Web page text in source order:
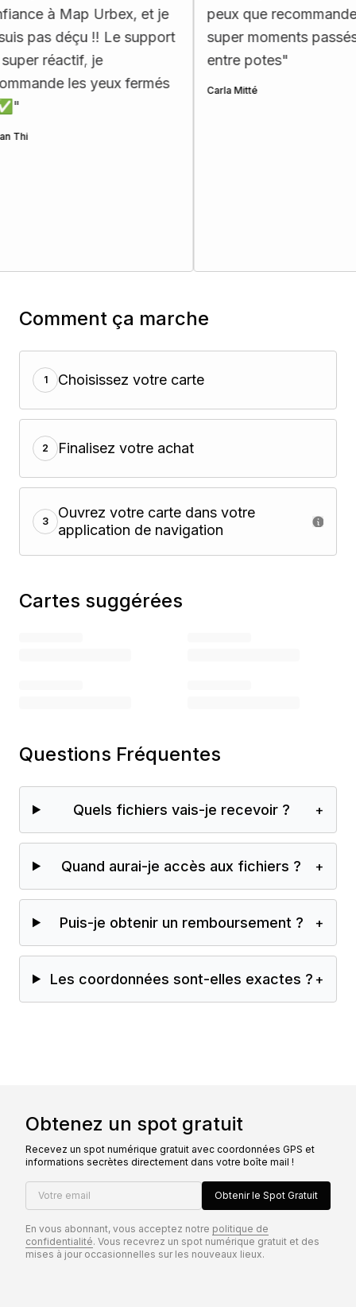
à Map Urbex, et je
déçu !! Le support
réactif, je
les yeux fermés
peux que recommander. De
super moments passés
entre potes"
Carla Mitté
Comment ça marche
1 Choisissez votre carte
2 Finalisez votre achat
3
Ouvrez votre carte dans votre
application de navigation
Cartes suggérées
Questions Fréquentes
Quels fichiers vais-je recevoir ? +
Quand aurai-je accès aux fichiers ? +
Puis-je obtenir un remboursement ? +
Les coordonnées sont-elles exactes ? +
Obtenez un spot gratuit
Recevez un spot numérique gratuit avec coordonnées GPS et
informations secrètes directement dans votre boîte mail !
Votre email Obtenir le Spot Gratuit
En vous abonnant, vous acceptez notre politique de
confidentialité. Vous recevrez un spot numérique gratuit et des
mises à jour occasionnelles sur les nouveaux lieux.